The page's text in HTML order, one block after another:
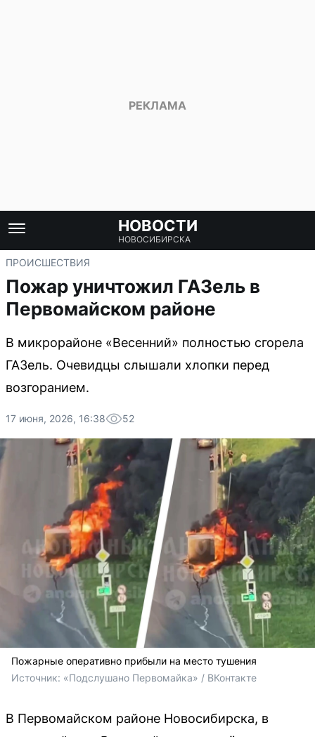
НОВОСТИ
НОВОСИБИРСКА
ПРОИСШЕСТВИЯ
Пожар уничтожил ГАЗель в
Первомайском районе
В микрорайоне «Весенний» полностью сгорела
ГАЗель. Очевидцы слышали хлопки перед
возгоранием.
17 июня, 2026, 16:38 52
Пожарные оперативно прибыли на место тушения
Источник: «Подслушано Первомайка» / ВКонтакте
В Первомайском районе Новосибирска, в